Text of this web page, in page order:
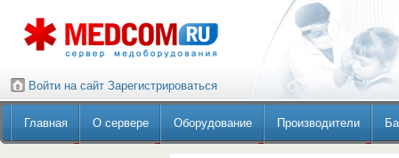
Войти на сайт Зарегистрироваться
Главная О сервере Оборудование Производители